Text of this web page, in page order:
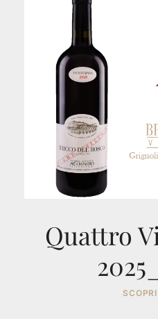
Quattro